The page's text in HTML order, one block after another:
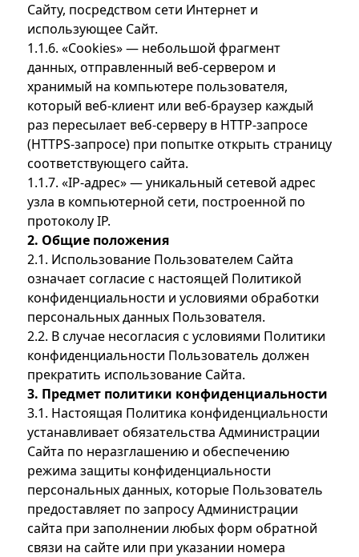
Сайту, посредством сети Интернет и
использующее Сайт.
1.1.6. «Cookies» — небольшой фрагмент
данных, отправленный веб-сервером и
хранимый на компьютере пользователя,
который веб-клиент или веб-браузер каждый
раз пересылает веб-серверу в HTTP-запросе
(HTTPS-запросе) при попытке открыть страницу
соответствующего сайта.
1.1.7. «IP-адрес» — уникальный сетевой адрес
узла в компьютерной сети, построенной по
протоколу IP.
2. Общие положения
2.1. Использование Пользователем Сайта
означает согласие с настоящей Политикой
конфиденциальности и условиями обработки
персональных данных Пользователя.
2.2. В случае несогласия с условиями Политики
конфиденциальности Пользователь должен
прекратить использование Сайта.
3. Предмет политики конфиденциальности
3.1. Настоящая Политика конфиденциальности
устанавливает обязательства Администрации
Сайта по неразглашению и обеспечению
режима защиты конфиденциальности
персональных данных, которые Пользователь
предоставляет по запросу Администрации
сайта при заполнении любых форм обратной
связи на сайте или при указании номера